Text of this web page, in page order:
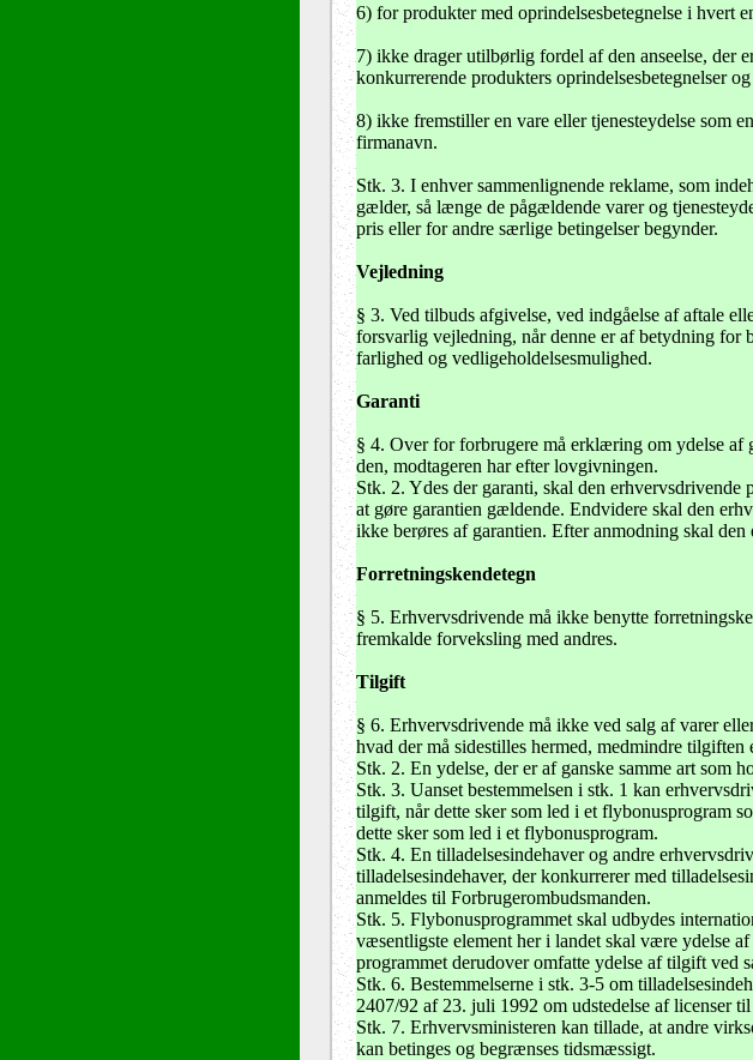
6) for produkter med oprindelsesbetegnelse i hvert
7) ikke drager utilbørlig fordel af den anseelse, der
konkurrerende produkters oprindelsesbetegnelser og
8) ikke fremstiller en vare eller tjenesteydelse som
firmanavn.
Stk. 3. I enhver sammenlignende reklame, som
gælder, så længe de pågældende varer og
pris eller for andre særlige betingelser begynder.
Vejledning
§ 3. Ved tilbuds afgivelse, ved indgåelse af aftale
forsvarlig vejledning, når denne er af betydning for
farlighed og vedligeholdelsesmulighed.
Garanti
§ 4. Over for forbrugere må erklæring om ydelse af
den, modtageren har efter lovgivningen.
Stk. 2. Ydes der garanti, skal den
at gøre garantien gældende. Endvidere skal den
ikke berøres af garantien. Efter anmodning skal
Forretningskendetegn
§ 5. Erhvervsdrivende må ikke benytte
fremkalde forveksling med andres.
Tilgift
§ 6. Erhvervsdrivende må ikke ved salg af varer
hvad der må sidestilles hermed, medmindre
Stk. 2. En ydelse, der er af ganske samme art som
Stk. 3. Uanset bestemmelsen i stk. 1 kan
tilgift, når dette sker som led i et flybonusprogram
dette sker som led i et flybonusprogram.
Stk. 4. En tilladelsesindehaver og andre
tilladelsesindehaver, der konkurrerer med
anmeldes til Forbrugerombudsmanden.
Stk. 5. Flybonusprogrammet skal udbydes
væsentligste element her i landet skal være ydelse
programmet derudover omfatte ydelse af tilgift ved
Stk. 6. Bestemmelserne i stk. 3-5 om
2407/92 af 23. juli 1992 om udstedelse af licenser
Stk. 7. Erhvervsministeren kan tillade, at andre
kan betinges og begrænses tidsmæssigt.